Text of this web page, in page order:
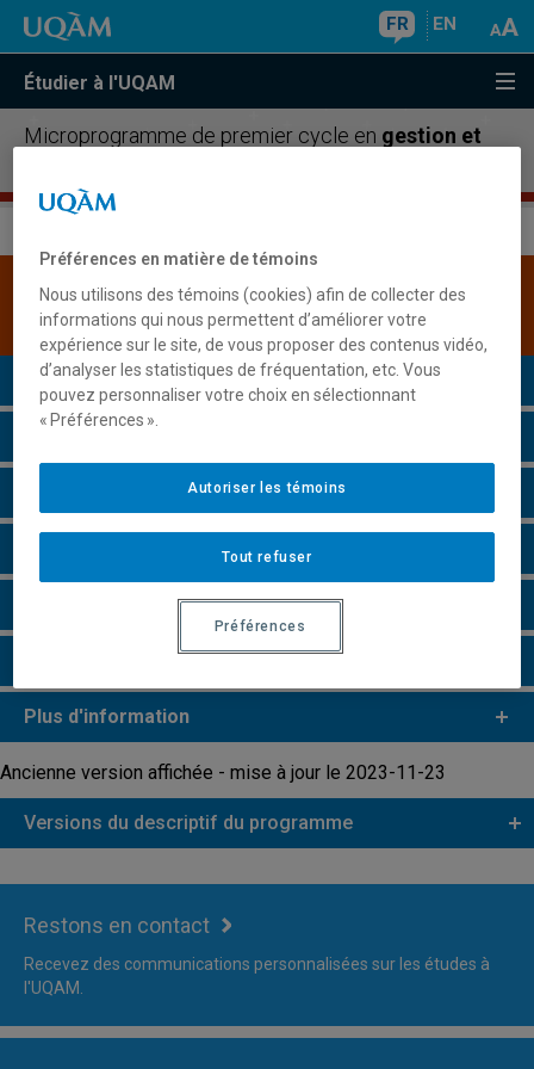
FR EN
Étudier à l'UQAM
Microprogramme de premier cycle en gestion et
Une version plus récente de ce programme est
disponible.Cliquez ici pour la consulter.
Présentation du programme
Cours à suivre et horaires
Grille de cheminement
Remarques et règlements
Faire une demande d'admission
Plus d'information
Ancienne version affichée - mise à jour le 2023-11-23
Versions du descriptif du programme
Restons en contact
Recevez des communications personnalisées sur les études à
l'UQAM.
Préférences en matière de témoins
Nous utilisons des témoins (cookies) afin de collecter des
informations qui nous permettent d’améliorer votre
expérience sur le site, de vous proposer des contenus vidéo,
d’analyser les statistiques de fréquentation, etc. Vous
pouvez personnaliser votre choix en sélectionnant
« Préférences ».
Tout refuser
Autoriser les témoins
Préférences